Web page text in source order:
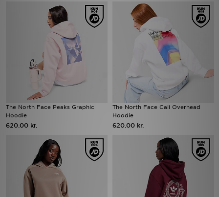
The North Face Peaks Graphic
Hoodie
620.00 kr.
The North Face Cali Overhead
Hoodie
620.00 kr.